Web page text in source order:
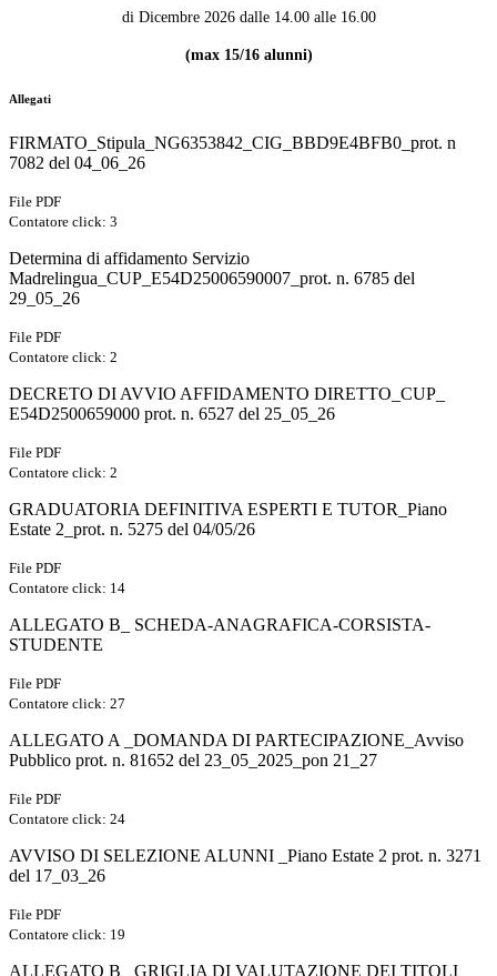
di Dicembre 2026 dalle 14.00 alle 16.00
(max 15/16 alunni)
Allegati
FIRMATO_Stipula_NG6353842_CIG_BBD9E4BFB0_prot. n
7082 del 04_06_26
File PDF
Contatore click: 3
Determina di affidamento Servizio
Madrelingua_CUP_E54D25006590007_prot. n. 6785 del
29_05_26
File PDF
Contatore click: 2
DECRETO DI AVVIO AFFIDAMENTO DIRETTO_CUP_
E54D2500659000 prot. n. 6527 del 25_05_26
File PDF
Contatore click: 2
GRADUATORIA DEFINITIVA ESPERTI E TUTOR_Piano
Estate 2_prot. n. 5275 del 04/05/26
File PDF
Contatore click: 14
ALLEGATO B_ SCHEDA-ANAGRAFICA-CORSISTA-
STUDENTE
File PDF
Contatore click: 27
ALLEGATO A _DOMANDA DI PARTECIPAZIONE_Avviso
Pubblico prot. n. 81652 del 23_05_2025_pon 21_27
File PDF
Contatore click: 24
AVVISO DI SELEZIONE ALUNNI _Piano Estate 2 prot. n. 3271
del 17_03_26
File PDF
Contatore click: 19
ALLEGATO B_ GRIGLIA DI VALUTAZIONE DEI TITOLI